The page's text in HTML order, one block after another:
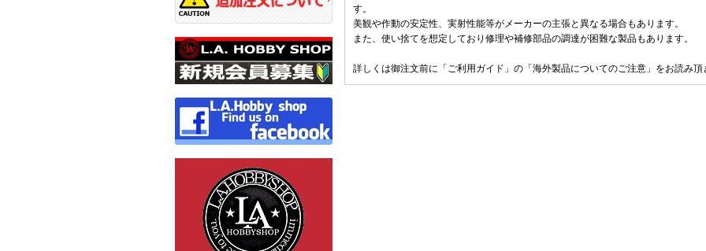
す。
美観や作動の安定性、実射性能等がメーカーの主張と異なる場合もあります。
また、使い捨てを想定しており修理や補修部品の調達が困難な製品もあります。
詳しくは御注文前に「ご利用ガイド」の「海外製品についてのご注意」をお読み頂